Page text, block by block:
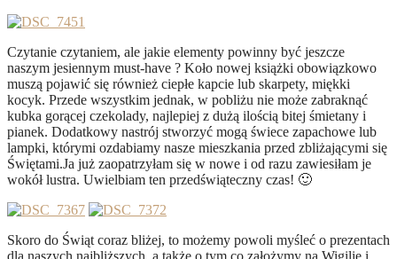
Czytanie czytaniem, ale jakie elementy powinny być jeszcze
naszym jesiennym must-have ? Koło nowej książki obowiązkowo
muszą pojawić się również ciepłe kapcie lub skarpety, miękki
kocyk. Przede wszystkim jednak, w pobliżu nie może zabraknąć
kubka gorącej czekolady, najlepiej z dużą ilością bitej śmietany i
pianek. Dodatkowy nastrój stworzyć mogą świece zapachowe lub
lampki, którymi ozdabiamy nasze mieszkania przed zbliżającymi się
Świętami.Ja już zaopatrzyłam się w nowe i od razu zawiesiłam je
wokół lustra. Uwielbiam ten przedświąteczny czas! 🙂
Skoro do Świąt coraz bliżej, to możemy powoli myśleć o prezentach
dla naszych najbliższych, a także o tym co założymy na Wigilię i